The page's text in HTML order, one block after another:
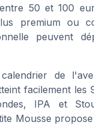
50 et 100
premium ou
peuvent
de
facilement les
IPA et
Mousse